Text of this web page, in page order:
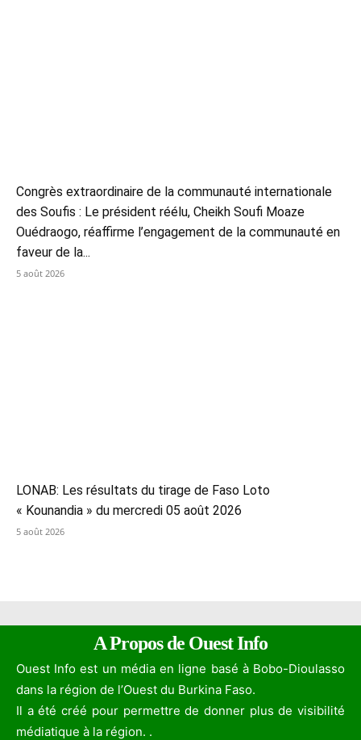
Congrès extraordinaire de la communauté internationale
des Soufis : Le président réélu, Cheikh Soufi Moaze
Ouédraogo, réaffirme l’engagement de la communauté en
faveur de la...
5 août 2026
LONAB: Les résultats du tirage de Faso Loto
« Kounandia » du mercredi 05 août 2026
5 août 2026
A Propos de Ouest Info
Ouest Info est un média en ligne basé à Bobo-Dioulasso
dans la région de l’Ouest du Burkina Faso.
Il a été créé pour permettre de donner plus de visibilité
médiatique à la région. .